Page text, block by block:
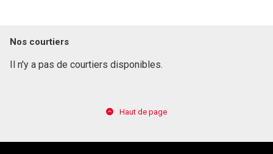
Nos courtiers
Il n'y a pas de courtiers disponibles.
Haut de page